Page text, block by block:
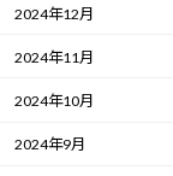
2024年12月
2024年11月
2024年10月
2024年9月